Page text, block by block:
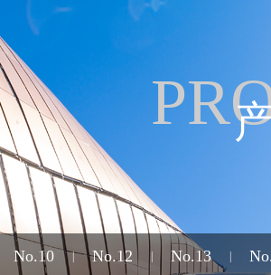
No.10 | No.12 No.13